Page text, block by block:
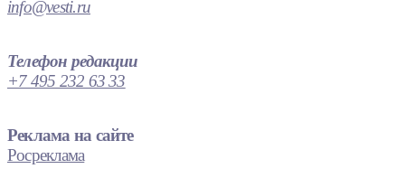
info@vesti.ru
Телефон редакции
+7 495 232 63 33
Реклама на сайте
Росреклама